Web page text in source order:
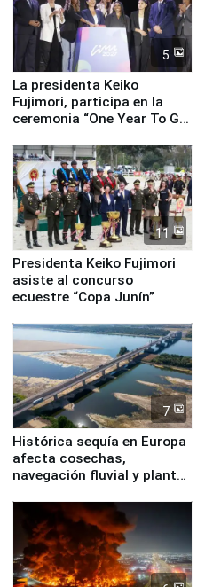
5
La presidenta Keiko
Fujimori, participa en la
ceremonia “One Year To Go
11
Presidenta Keiko Fujimori
asiste al concurso
ecuestre “Copa Junín”
7
Histórica sequía en Europa
afecta cosechas,
navegación fluvial y plantas